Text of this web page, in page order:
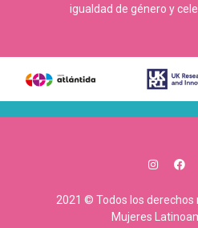
igualdad de género y
2021 © Todos los derechos
Mujeres